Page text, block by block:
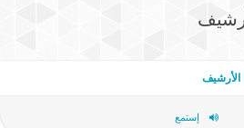
الأرشيف
إستمع